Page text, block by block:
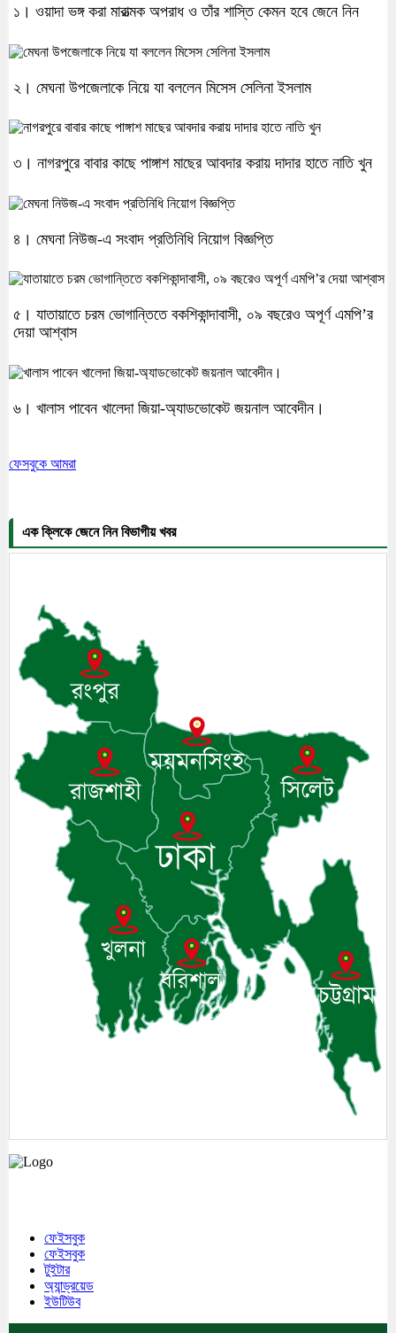
১। ওয়াদা ভঙ্গ করা মারাত্মক অপরাধ ও তাঁর শাস্তি কেমন হবে জেনে নিন
২। মেঘনা উপজেলাকে নিয়ে যা বললেন মিসেস সেলিনা ইসলাম
৩। নাগরপুরে বাবার কাছে পাঙ্গাশ মাছের আবদার করায় দাদার হাতে নাতি খুন
৪। মেঘনা নিউজ-এ সংবাদ প্রতিনিধি নিয়োগ বিজ্ঞপ্তি
৫। যাতায়াতে চরম ভোগান্তিতে বকশিকান্দাবাসী, ০৯ বছরেও অপূর্ণ এমপি’র
দেয়া আশ্বাস
৬। খালাস পাবেন খালেদা জিয়া-অ্যাডভোকেট জয়নাল আবেদীন।
ফেসবুকে আমরা
এক ক্লিকে জেনে নিন বিভাগীয় খবর
ফেইসবুক
ফেইসবুক
টুইটার
অ্যান্ড্রয়েড
ইউটিউব